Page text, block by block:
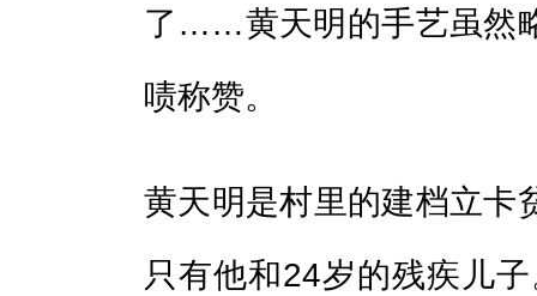
了……黄天明的手艺虽然
啧称赞。
黄天明是村里的建档立卡
只有他和24岁的残疾儿